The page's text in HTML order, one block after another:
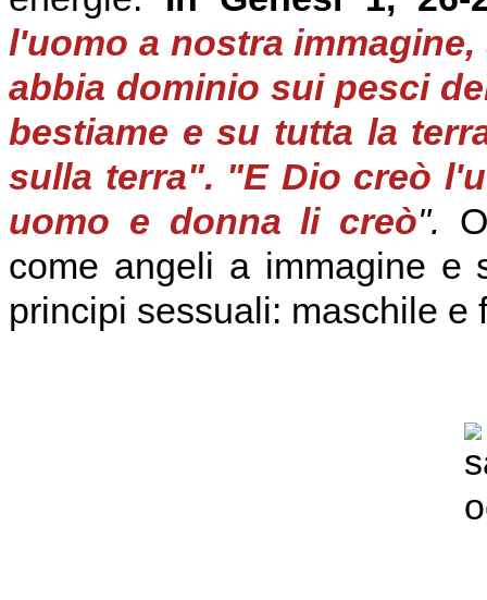
l'uomo a nostra
abbia dominio sui pesci
bestiame e su tutta la
sulla terra". "E Dio creò
uomo e donna li creò".
come angeli a immagine e
principi sessuali: maschile